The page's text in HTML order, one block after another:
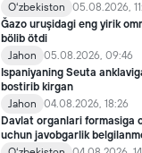
Oʻzbekiston
05.08.2026,
Ğazo uruşidagi eng yirik
bölib ötdi
Jahon
05.08.2026, 09:46
Ispaniyaning Seuta
bostirib kirgan
Jahon
04.08.2026, 18:26
Davlat organlari formasiga
uchun javobgarlik